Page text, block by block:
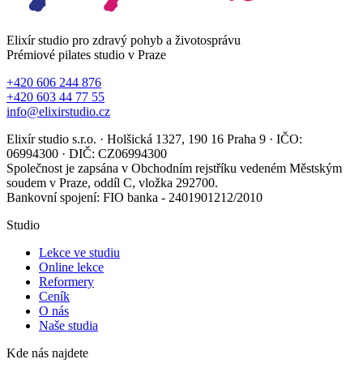
Elixír studio pro zdravý pohyb a životosprávu
Prémiové pilates studio v Praze
+420 606 244 876
+420 603 44 77 55
info@elixirstudio.cz
Elixír studio s.r.o. · Holšická 1327, 190 16 Praha 9 · IČO:
06994300 · DIČ: CZ06994300
Společnost je zapsána v Obchodním rejstříku vedeném Městským
soudem v Praze, oddíl C, vložka 292700.
Bankovní spojení: FIO banka - 2401901212/2010
Studio
Lekce ve studiu
Online lekce
Reformery
Ceník
O nás
Naše studia
Kde nás najdete